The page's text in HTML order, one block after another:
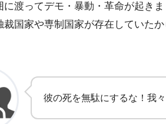
に渡ってデモ・暴動・革命が起き
裁国家や専制国家が存在していたか
彼の死を無駄にするな！我